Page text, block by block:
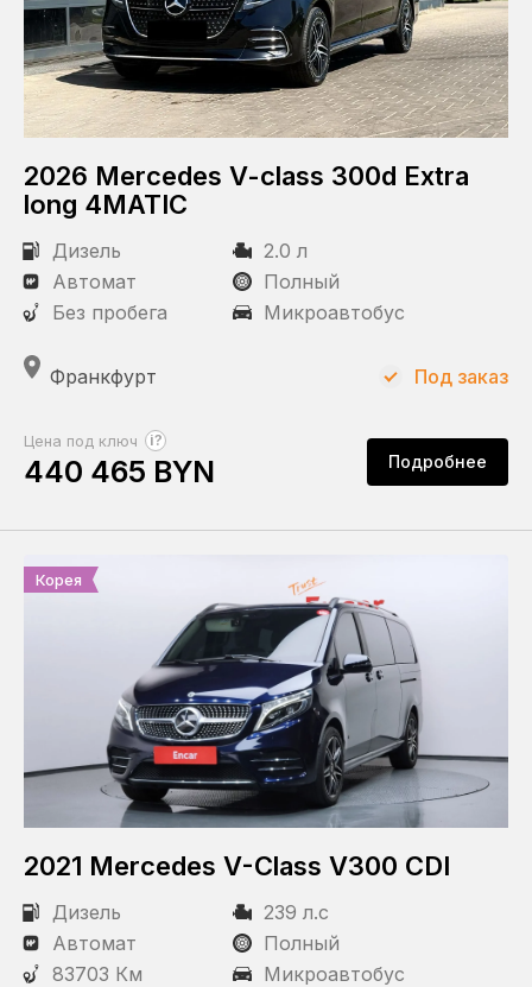
Состояние
Новый
Статус
Под заказ
В наличии
Пробег
Автомат
Полный
Передний
2026 Mercedes V-class 300d Еxtra
long 4MATIС
Дизель
2.0 л
Автомат
Полный
Без пробега
Микроавтобус
Франкфурт
Цена под ключ ?
440 465 BYN Подробнее
Под заказ
Корея
2021 Mercedes V-Class V300 CDI
Дизель
239 л.с
Автомат
Полный
83703 Км
Микроавтобус